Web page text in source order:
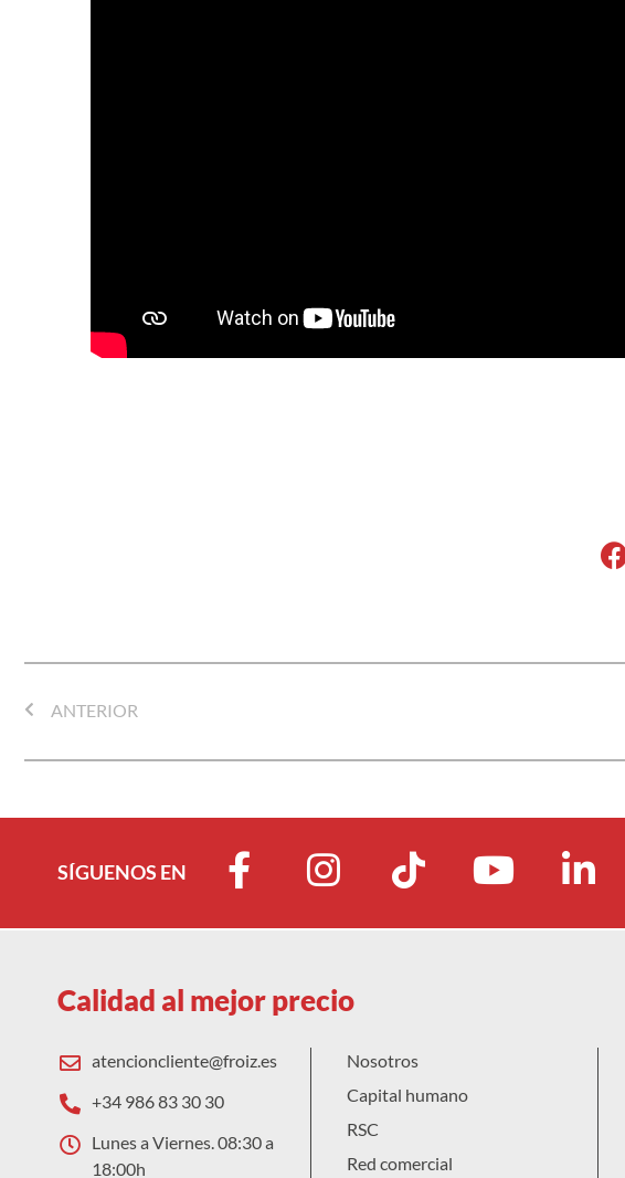
ANTERIOR
SÍGUENOS EN
Calidad al mejor precio
atencioncliente@froiz.es
+34 986 83 30 30
Lunes a Viernes. 08:30 a
18:00h
Nosotros
Capital humano
RSC
Red comercial